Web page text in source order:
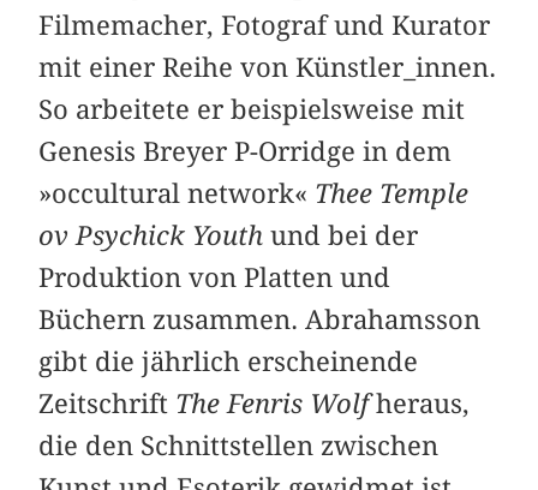
Filmemacher, Fotograf und Kurator
mit einer Reihe von Künstler_innen.
So arbeitete er beispielsweise mit
Genesis Breyer P-Orridge in dem
»occultural network« Thee Temple
ov Psychick Youth und bei der
Produktion von Platten und
Büchern zusammen. Abrahamsson
gibt die jährlich erscheinende
Zeitschrift The Fenris Wolfheraus,
die den Schnittstellen zwischen